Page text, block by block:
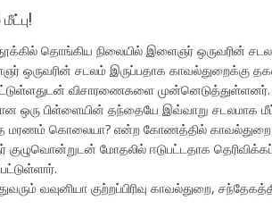
தொங்கிய நிலையில் இளைஞர் ஒருவரின்
ஒருவரின் சடலம் இருப்பதாக காவல்துறைக்கு
விசாரணைகளை முன்னெடுத்துள்ளனர்.
ஒரு பிள்ளையின் தந்தையே இவ்வாறு சடலமாக
மரணம் கொலையா? என்ற கோணத்தில்
மோதலில் ஈடுபட்டதாக
வவுனியா குற்றப்பிரிவு காவல்துறை,